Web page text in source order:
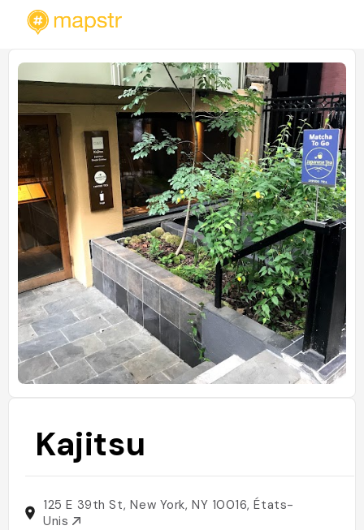
Kajitsu
125 E 39th St, New York, NY 10016, États-
Unis